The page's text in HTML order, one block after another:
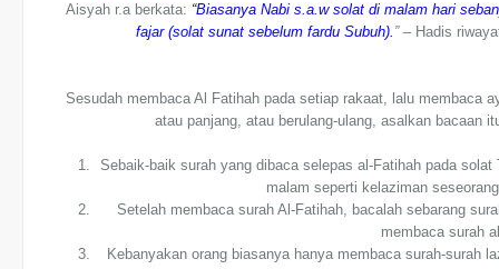
Aisyah r.a berkata: “Biasanya Nabi s.a.w solat di malam hari
fajar (solat sunat sebelum fardu Subuh). ”– Hadis
Sesudah membaca Al Fatihah pada setiap rakaat, lalu membaca
atau panjang, atau berulang-ulang, asalkan bacaan
Sebaik-baik surah yang dibaca selepas al-Fatihah pada
malam seperti kelaziman
Setelah membaca surah Al-Fatihah, bacalah sebarang
membaca surah
Kebanyakan orang biasanya hanya membaca surah-surah